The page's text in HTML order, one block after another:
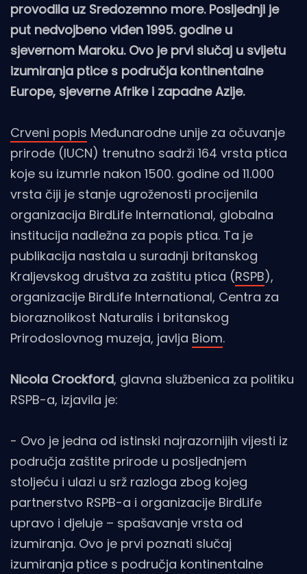
provodila uz Sredozemno more. Posljednji je
put nedvojbeno viđen 1995. godine u
sjevernom Maroku. Ovo je prvi slučaj u svijetu
izumiranja ptice s područja kontinentalne
Europe, sjeverne Afrike i zapadne Azije.
Crveni popis Međunarodne unije za očuvanje
prirode (IUCN) trenutno sadrži 164 vrsta ptica
koje su izumrle nakon 1500. godine od 11.000
vrsta čiji je stanje ugroženosti procijenila
organizacija BirdLife International, globalna
institucija nadležna za popis ptica. Ta je
publikacija nastala u suradnji britanskog
Kraljevskog društva za zaštitu ptica (RSPB),
organizacije BirdLife International, Centra za
bioraznolikost Naturalis i britanskog
Prirodoslovnog muzeja, javlja Biom.
Nicola Crockford, glavna službenica za politiku
RSPB-a, izjavila je:
- Ovo je jedna od istinski najrazornijih vijesti iz
područja zaštite prirode u posljednjem
stoljeću i ulazi u srž razloga zbog kojeg
partnerstvo RSPB-a i organizacije BirdLife
upravo i djeluje – spašavanje vrsta od
izumiranja. Ovo je prvi poznati slučaj
izumiranja ptice s područja kontinentalne